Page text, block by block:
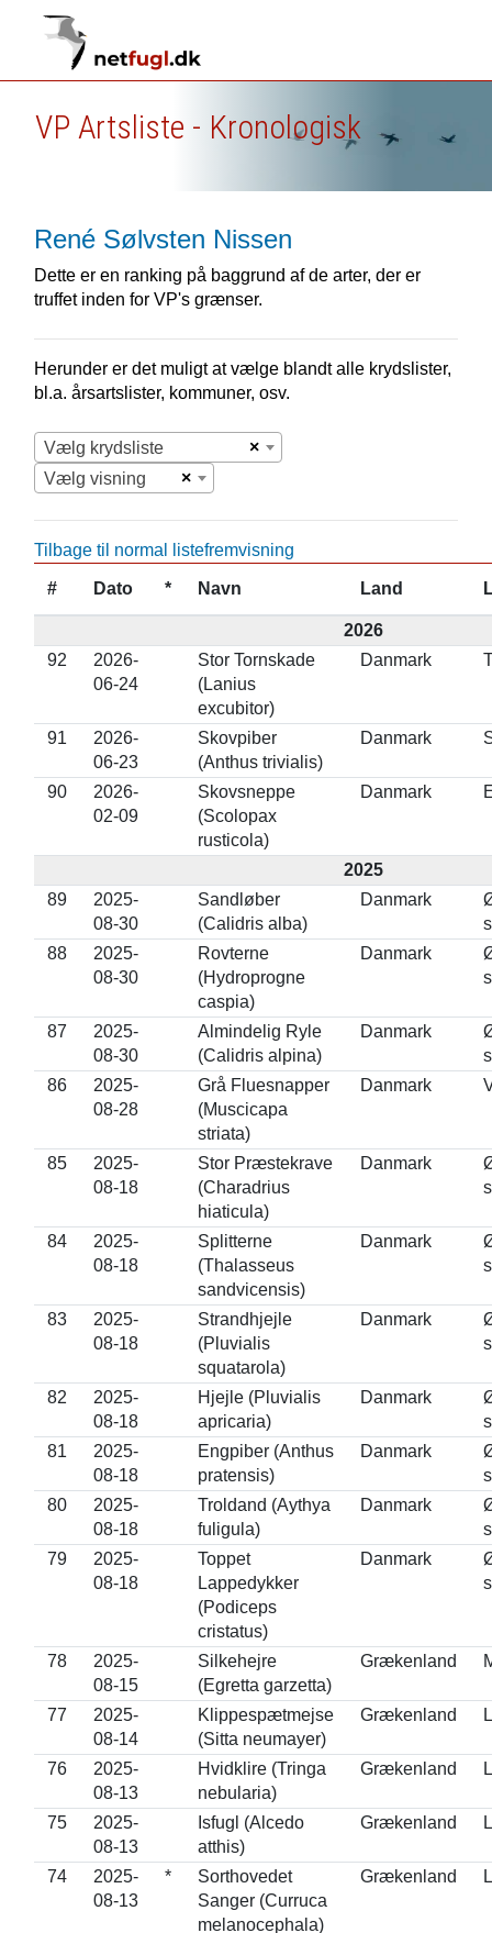
VP Artsliste - Kronologisk
René Sølvsten Nissen
Dette er en ranking på baggrund af de arter, der er
truffet inden for VP's grænser.
Herunder er det muligt at vælge blandt alle krydslister,
bl.a. årsartslister, kommuner, osv.
×
Vælg krydsliste
×
Vælg visning
Tilbage til normal listefremvisning
# Dato * Navn Land
2026
92
2026-
06-24
Stor Tornskade
(Lanius
excubitor)
Danmark
91
2026-
06-23
Skovpiber
(Anthus trivialis)
Danmark
90
2026-
02-09
Skovsneppe
(Scolopax
rusticola)
Danmark
2025
89
2025-
08-30
Sandløber
(Calidris alba)
Danmark
88
2025-
08-30
Rovterne
(Hydroprogne
caspia)
Danmark
87
2025-
08-30
Almindelig Ryle
(Calidris alpina)
Danmark
86
2025-
08-28
Grå Fluesnapper
(Muscicapa
striata)
Danmark
85
2025-
08-18
Stor Præstekrave
(Charadrius
hiaticula)
Danmark
84
2025-
08-18
Splitterne
(Thalasseus
sandvicensis)
Danmark
83
2025-
08-18
Strandhjejle
(Pluvialis
squatarola)
Danmark
82
2025-
08-18
Hjejle (Pluvialis
apricaria)
Danmark
81
2025-
08-18
Engpiber (Anthus
pratensis)
Danmark
80
2025-
08-18
Troldand (Aythya
fuligula)
Danmark
79
2025-
08-18
Toppet
Lappedykker
(Podiceps
cristatus)
Danmark
78
2025-
08-15
Silkehejre
(Egretta garzetta)
Grækenland
77
2025-
08-14
Klippespætmejse
(Sitta neumayer)
Grækenland
76
2025-
08-13
Hvidklire (Tringa
nebularia)
Grækenland
75
2025-
08-13
Isfugl (Alcedo
atthis)
Grækenland
74
2025-
08-13
*
Sorthovedet
Sanger (Curruca
melanocephala)
Grækenland